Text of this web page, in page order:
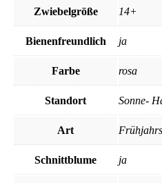
Zwiebelgröße 14+
Bienenfreundlich ja
Farbe rosa
Standort Sonne-
Art
Schnittblume ja